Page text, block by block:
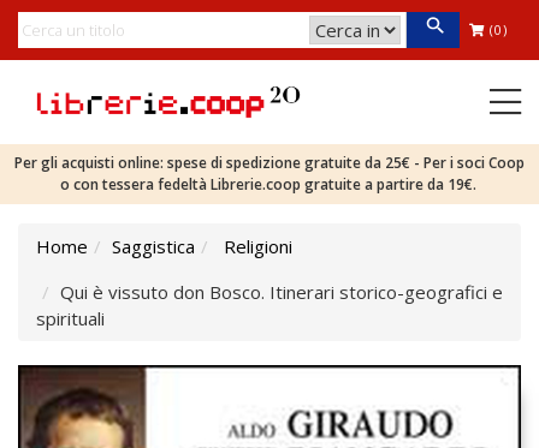
(0)
Per gli acquisti online: spese di spedizione gratuite da 25€ - Per i soci Coop
o con tessera fedeltà Librerie.coop gratuite a partire da 19€.
Home Saggistica
Religioni
Qui è vissuto don Bosco. Itinerari storico-geografici e
spirituali